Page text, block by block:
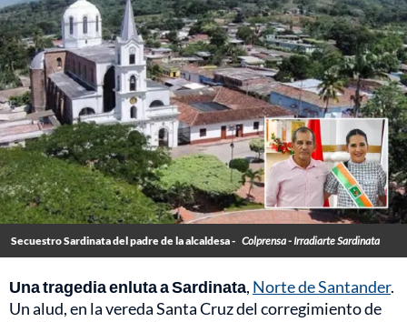
Secuestro Sardinata del padre de la alcaldesa - Colprensa - Irradiarte Sardinata
Una tragedia enluta a Sardinata, Norte de Santander.
Un alud, en la vereda Santa Cruz del corregimiento de